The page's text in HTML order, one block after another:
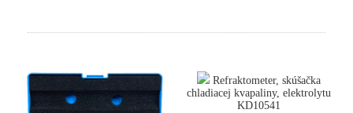
Refraktometer, skúšačka
chladiacej kvapaliny, elektrolytu
KD10541